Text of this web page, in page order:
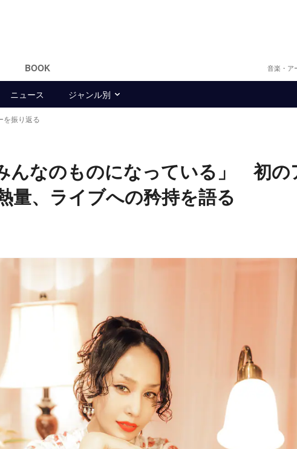
BOOK 音楽・ア
ニュース ジャンル別
を振り返る
んなのものになっている」 初の
量、ライブへの矜持を語る